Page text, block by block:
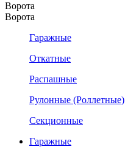
Ворота
Ворота
Гаражные
Откатные
Распашные
Рулонные (Роллетные)
Секционные
Гаражные